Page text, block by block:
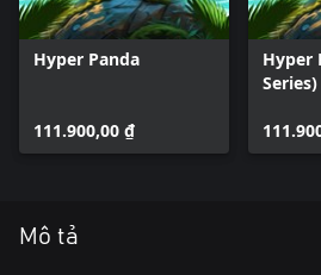
Hyper Panda
111.900,00 ₫
Hyper
Series)
Mô tả